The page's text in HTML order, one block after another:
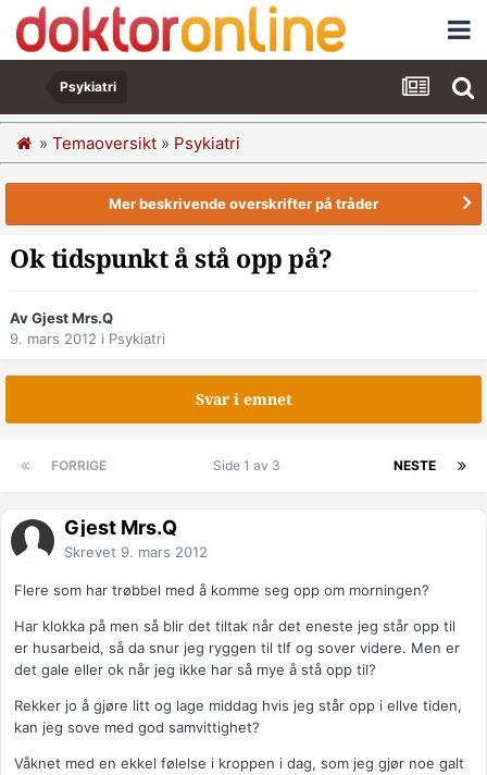
Psykiatri
» Temaoversikt » Psykiatri
Mer beskrivende overskrifter på tråder
Ok tidspunkt å stå opp på?
Av Gjest Mrs.Q
9. mars 2012 i Psykiatri
Svar i emnet
FORRIGE NESTE
Side 1 av 3
Gjest Mrs.Q
Skrevet 9. mars 2012
Flere som har trøbbel med å komme seg opp om morningen?
Har klokka på men så blir det tiltak når det eneste jeg står opp til
er husarbeid, så da snur jeg ryggen til tlf og sover videre. Men er
det gale eller ok når jeg ikke har så mye å stå opp til?
Rekker jo å gjøre litt og lage middag hvis jeg står opp i ellve tiden,
kan jeg sove med god samvittighet?
Våknet med en ekkel følelse i kroppen i dag, som jeg gjør noe galt